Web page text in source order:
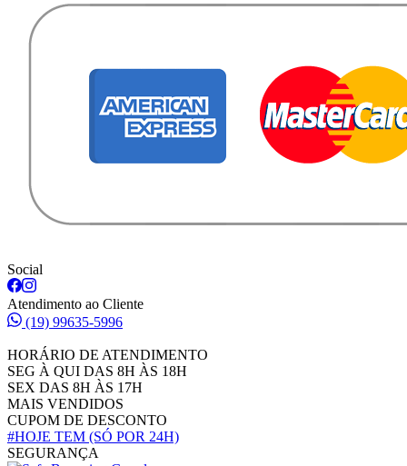
Social
Atendimento ao Cliente
(19) 99635-5996
HORÁRIO DE ATENDIMENTO
SEG À QUI DAS 8H ÀS 18H
SEX DAS 8H ÀS 17H
MAIS VENDIDOS
CUPOM DE DESCONTO
#HOJE TEM (SÓ POR 24H)
SEGURANÇA